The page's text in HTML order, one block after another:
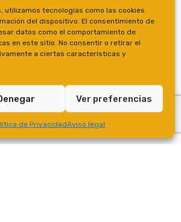
utilizamos tecnologías como las cookies
del dispositivo. El consentimiento de
datos como el comportamiento de
en este sitio. No consentir o retirar el
a ciertas características y
Ver preferencias
de PrivacidadAviso legal